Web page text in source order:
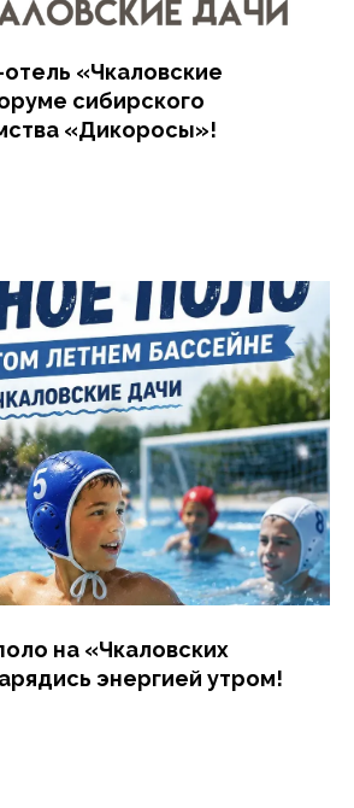
«Чкаловские
сибирского
«Дикоросы»!
на «Чкаловских
энергией утром!